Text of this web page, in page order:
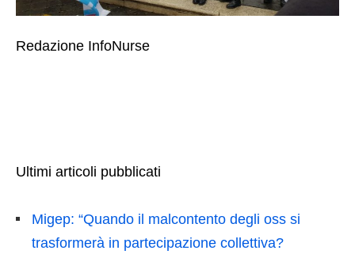
Redazione InfoNurse
Ultimi articoli pubblicati
Migep: “Quando il malcontento degli oss si
trasformerà in partecipazione collettiva?